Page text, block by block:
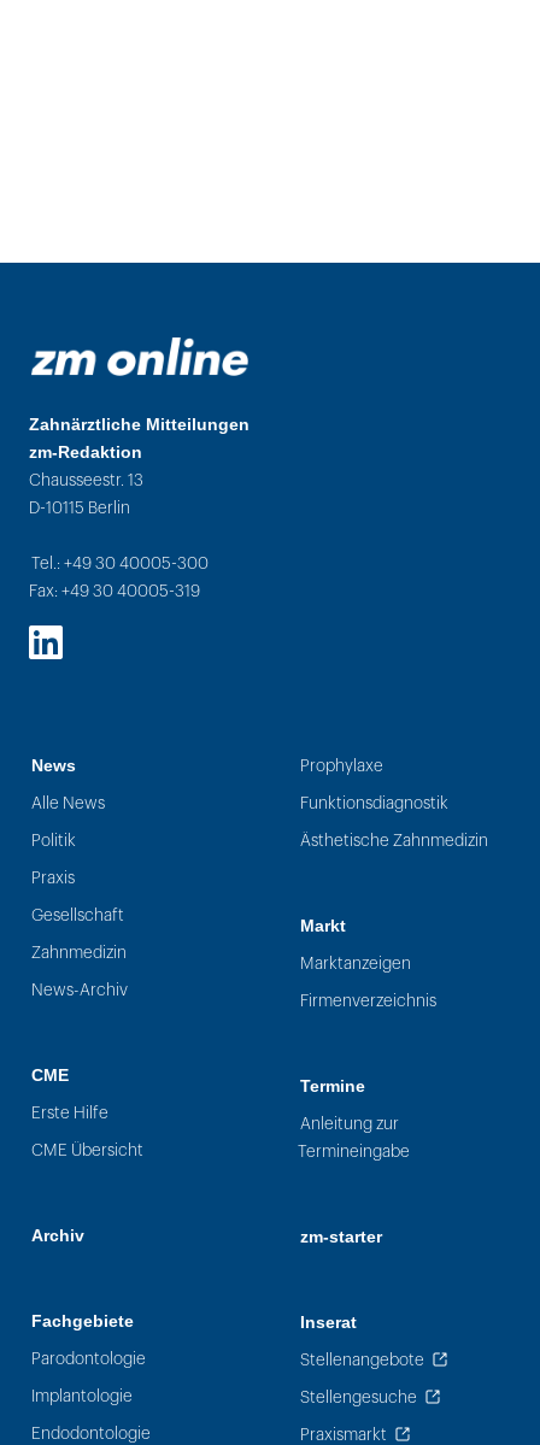
Zahnärztliche Mitteilungen
zm-Redaktion
Chausseestr. 13
D-10115 Berlin
Tel.: +49 30 40005-300
Fax: +49 30 40005-319
LinkedIn
News
Alle News
Politik
Praxis
Gesellschaft
Zahnmedizin
News-Archiv
CME
Erste Hilfe
CME Übersicht
Archiv
Fachgebiete
Parodontologie
Implantologie
Endodontologie
Prophylaxe
Funktionsdiagnostik
Ästhetische Zahnmedizin
Markt
Marktanzeigen
Firmenverzeichnis
Termine
Anleitung zur
Termineingabe
zm-starter
Inserat
Stellenangebote
Stellengesuche
Praxismarkt